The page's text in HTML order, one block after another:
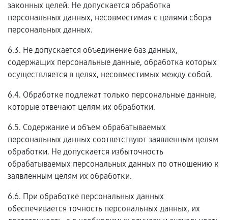
законных целей. Не допускается обработка
персональных данных, несовместимая с целями сбора
персональных данных.
6.3. Не допускается объединение баз данных,
содержащих персональные данные, обработка которых
осуществляется в целях, несовместимых между собой.
6.4. Обработке подлежат только персональные данные,
которые отвечают целям их обработки.
6.5. Содержание и объем обрабатываемых
персональных данных соответствуют заявленным целям
обработки. Не допускается избыточность
обрабатываемых персональных данных по отношению к
заявленным целям их обработки.
6.6. При обработке персональных данных
обеспечивается точность персональных данных, их